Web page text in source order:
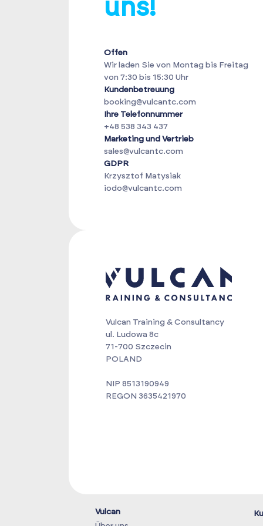
uns!
Offen
Wir laden Sie von Montag bis Freitag
von 7:30 bis 15:30 Uhr
Kundenbetreuung
booking@vulcantc.com
Ihre Telefonnummer
+48 538 343 437
Marketing und Vertrieb
sales@vulcantc.com
GDPR
Krzysztof Matysiak
iodo@vulcantc.com
Vulcan Training & Consultancy
ul. Ludowa 8c
71-700 Szczecin
POLAND
NIP 8513190949
REGON 3635421970
Vulcan